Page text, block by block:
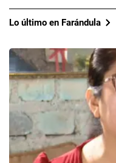
Lo último en Farándula